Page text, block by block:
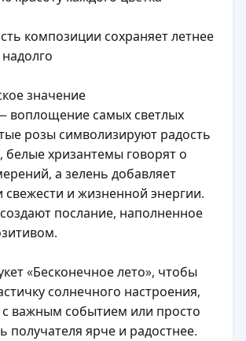
композиции сохраняет летнее
значение
воплощение самых светлых
розы символизируют радость
белые хризантемы говорят о
а зелень добавляет
и жизненной энергии.
послание, наполненное
«Бесконечное лето», чтобы
солнечного настроения,
с важным событием или просто
получателя ярче и радостнее.